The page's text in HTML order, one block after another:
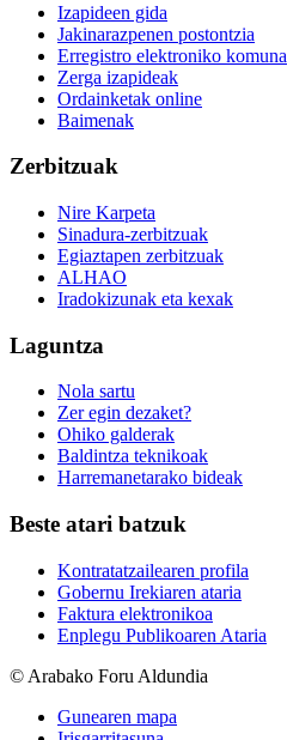
Izapideen gida
Jakinarazpenen postontzia
Erregistro elektroniko komuna
Zerga izapideak
Ordainketak online
Baimenak
Zerbitzuak
Nire Karpeta
Sinadura-zerbitzuak
Egiaztapen zerbitzuak
ALHAO
Iradokizunak eta kexak
Laguntza
Nola sartu
Zer egin dezaket?
Ohiko galderak
Baldintza teknikoak
Harremanetarako bideak
Beste atari batzuk
Kontratatzailearen profila
Gobernu Irekiaren ataria
Faktura elektronikoa
Enplegu Publikoaren Ataria
© Arabako Foru Aldundia
Gunearen mapa